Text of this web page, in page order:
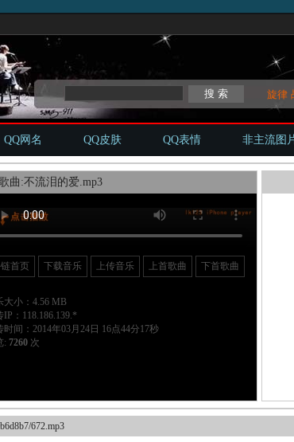
旋律
QQ网名 QQ皮肤 QQ表情 非主流图
曲:不流泪的爱.mp3
首页 下载音乐 上传音乐 上首歌曲 下首歌曲
大小：4.56 MB
IP：118.186.139.*
时间：2014年03月24日 16点44分17秒
: 7260次
672.mp3